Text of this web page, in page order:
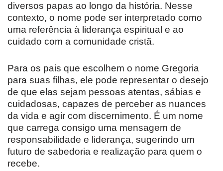
diversos papas ao longo da história. Nesse
contexto, o nome pode ser interpretado como
uma referência à liderança espiritual e ao
cuidado com a comunidade cristã.
Para os pais que escolhem o nome Gregoria
para suas filhas, ele pode representar o desejo
de que elas sejam pessoas atentas, sábias e
cuidadosas, capazes de perceber as nuances
da vida e agir com discernimento. É um nome
que carrega consigo uma mensagem de
responsabilidade e liderança, sugerindo um
futuro de sabedoria e realização para quem o
recebe.